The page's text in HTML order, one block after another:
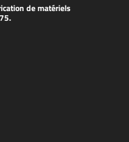
de matériels